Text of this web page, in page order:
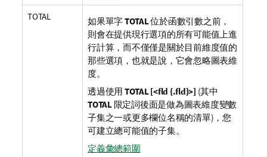
TOTAL 如果單字TOTAL位於函數引數之前，
則會在提供現行選項的所有可能值上進
行計算，而不僅僅是關於目前維度值的
那些選項，也就是說，它會忽略圖表維
度。
透過使用 TOTAL [<fld {.fld}>] (其中
TOTAL限定詞後面是做為圖表維度變數
子集之一或更多欄位名稱的清單)，您
可建立總可能值的子集。
定義彙總範圍